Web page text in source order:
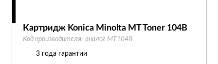
Картридж Konica Minolta MT Toner 104B
Код производителя: аналог MT104B
3 года гарантии